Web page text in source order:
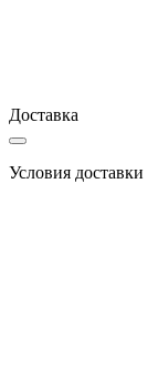
Доставка
Условия доставки